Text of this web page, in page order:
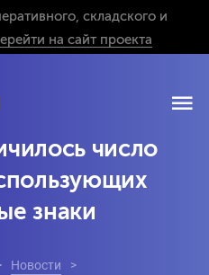
складского и
на сайт проекта
число
знаки
Новости